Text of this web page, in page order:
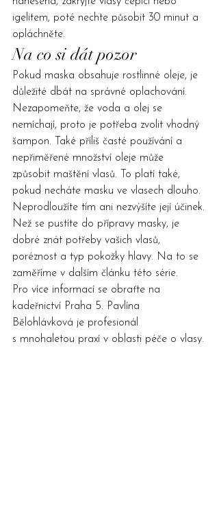
igelitem, poté nechte působit 30 minut a
opláchněte.
Na co si dát pozor
Pokud maska obsahuje rostlinné oleje, je
důležité dbát na správné oplachování.
Nezapomeňte, že voda a olej se
nemíchají, proto je potřeba zvolit vhodný
šampon. Také příliš časté používání a
nepřiměřené množství oleje může
způsobit maštění vlasů. To platí také,
pokud necháte masku ve vlasech dlouho.
Neprodloužíte tím ani nezvýšíte její účinek.
Než se pustíte do přípravy masky, je
dobré znát potřeby vašich vlasů,
poréznost a typ pokožky hlavy. Na to se
zaměříme v dalším článku této série.
Pro více informací se obraťte na
kadeřnictví Praha 5. Pavlína
Bělohlávková je profesionál
s mnohaletou praxí v oblasti péče o vlasy.